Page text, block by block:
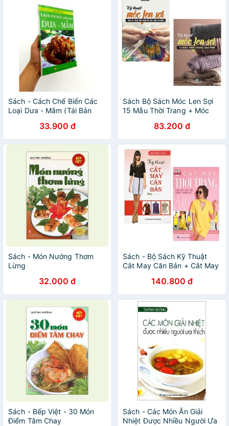
Sách - Cách Chế Biến Các
Loại Dưa - Mắm (Tái Bản
33.900 đ
Sách Bộ Sách Móc Len Sợi
15 Mẫu Thời Trang + Móc
83.200 đ
Sách - Món Nướng Thơm
Lừng
32.000 đ
Sách - Bộ Sách Kỹ Thuật
Cắt May Căn Bản + Cắt May
Áo, Thời Trang Nữ (Bộ 2
Cuốn)
140.800 đ
Sách - Bếp Việt - 30 Món
Điểm Tâm Chay
Sách - Các Món Ăn Giải
Nhiệt Được Nhiều Người Ưa